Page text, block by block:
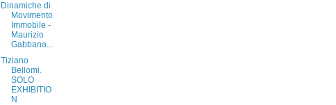
Dinamiche di
Movimento
Immobile -
Maurizio
Gabbana...
Tiziano
Bellomi.
SOLO
EXHIBITIO
N